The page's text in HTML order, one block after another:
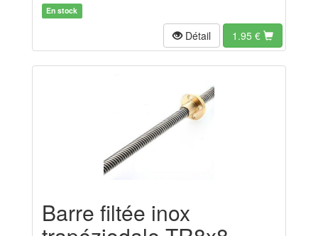
En stock
Détail 1.95 €
Barre filtée inox